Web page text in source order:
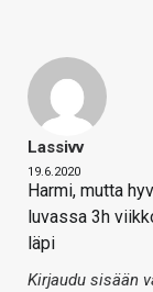
Lassivv
19.6.2020
Harmi, mutta
luvassa 3h
läpi
Kirjaudu sisään